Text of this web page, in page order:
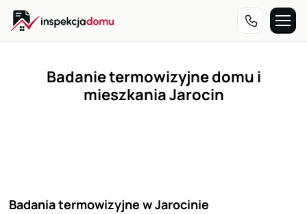
treści
Badanie termowizyjne domu i
mieszkania Jarocin
Badania termowizyjne w Jarocinie